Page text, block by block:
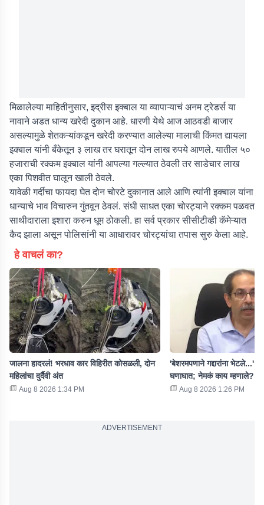
मिळालेल्या माहितीनुसार, इद्रीस इक्बाल या व्यापाऱ्याचं अनम ट्रेडर्स या
नावाने अडत धान्य खरेदी दुकान आहे. धारणी येथे आज आठवडी बाजार
असल्यामुळे शेतकऱ्यांकडून खरेदी करण्यात आलेल्या मालाची किंमत द्यायला
इक्बाल यांनी बँकेतून ३ लाख तर घरातून दोन लाख रुपये आणले. यातील ५०
हजाराची रक्कम इक्बाल यांनी आपल्या गल्ल्यात ठेवली तर साडेचार लाख
एका पिशवीत घालून खाली ठेवले.
यावेळी गर्दीचा फायदा घेत दोन चोरटे दुकानात आले आणि त्यांनी इक्बाल यांना
धान्याचे भाव विचारुन गुंतवून ठेवलं. संधी साधत एका चोरट्याने रक्कम पळवत
साथीदाराला इशारा करुन धूम ठोकली. हा सर्व प्रकार सीसीटीव्ही कॅमेऱ्यात
कैद झाला असून पोलिसांनी या आधारावर चोरट्यांचा तपास सुरु केला आहे.
हे वाचलं का?
जालना हादरलं! भरधाव कार विहिरीत कोसळली, दोन
महिलांचा दुर्दैवी अंत
Aug 8 2026 1:34 PM
'बेशरमपणाने गद्दारांना भेटले...'
घणाघात; नेमकं काय म्हणाले?
Aug 8 2026 1:26 PM
ADVERTISEMENT